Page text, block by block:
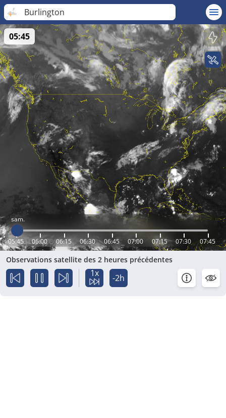
Burlington
sam.
05:45 06:00 06:15 06:30 06:45 07:00 07:15 07:30 07:45
05:45
Observations satellite des 2 heures précédentes
1x -2h